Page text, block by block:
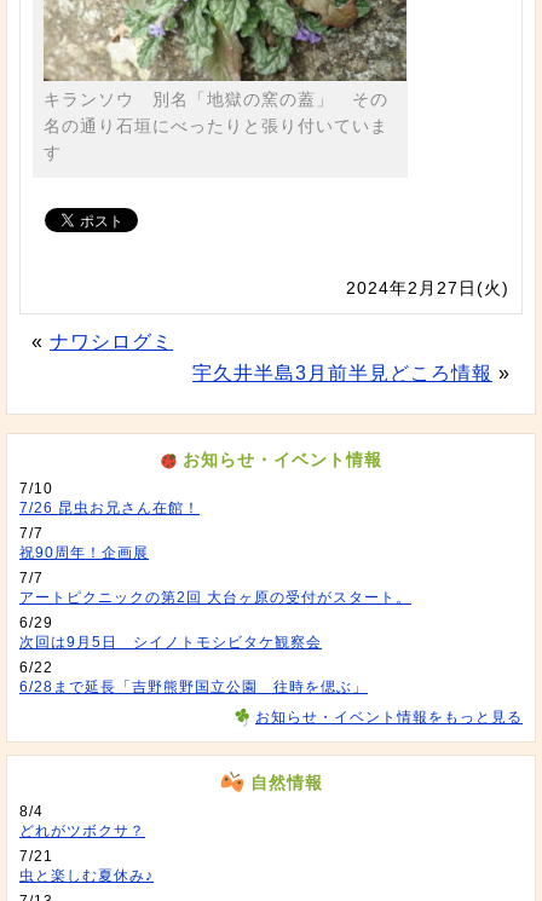
キランソウ 別名「地獄の窯の蓋」 その
名の通り石垣にべったりと張り付いていま
す
2024年2月27日(火)
« ナワシログミ
宇久井半島3月前半見どころ情報 »
お知らせ・イベント情報
7/10
7/26 昆虫お兄さん在館！
7/7
祝90周年！企画展
7/7
アートピクニックの第2回 大台ヶ原の受付がスタート。
6/29
次回は9月5日 シイノトモシビタケ観察会
6/22
6/28まで延長「吉野熊野国立公園 往時を偲ぶ」
お知らせ・イベント情報をもっと見る
自然情報
8/4
どれがツボクサ？
7/21
虫と楽しむ夏休み♪